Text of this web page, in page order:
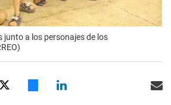
junto a los personajes de los